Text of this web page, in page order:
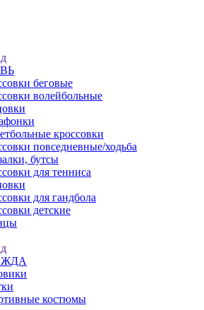
беговые
волейбольные
кроссовки
повседневные/ходьба
бутсы
для тенниса
для гандбола
детские
костюмы